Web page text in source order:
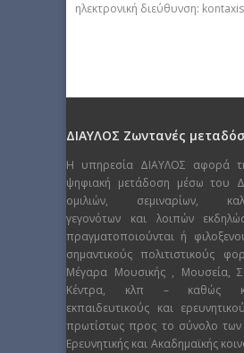
ηλεκτρονική διεύθυνση:
ΔΙΑΥΛΟΣ Ζωντανές
Η υπηρεσία ΔΙΑΥΛΟΣ αφορά
ψηφιακή μετάδοση μέσω του
ομιλιών, σεμιναρίων,
γεγονότων και λοιπών
πραγματοποιούνται ή
σημαντικούς πολιτιστικούς
Μέγαρα Μουσικής , Μουσεία,
Κέντρα, κλπ – καθώς
εκπαιδευτικούς και
πρωτίστως προς το σύνολο των
Ερευνητικής και Ακαδημαϊκής